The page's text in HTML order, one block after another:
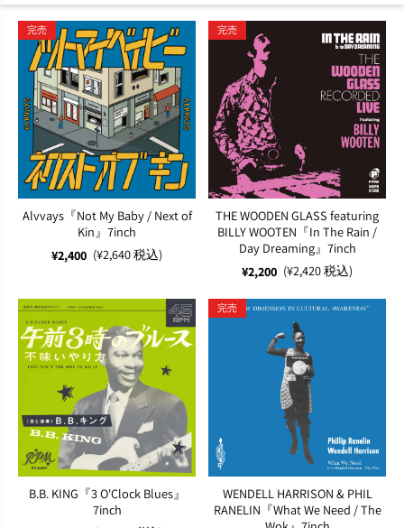
完売
Alvvays『Not My Baby / Next of
Kin』7inch
¥2,400 (¥2,640 税込)
完売
THE WOODEN GLASS featuring
BILLY WOOTEN『In The Rain /
Day Dreaming』7inch
¥2,200 (¥2,420 税込)
B.B. KING『3 O'Clock Blues』
7inch
完売
WENDELL HARRISON & PHIL
RANELIN『What We Need / The